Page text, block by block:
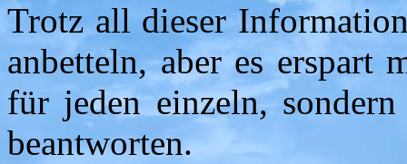
Trotz all dieser
anbetteln, aber es
für jeden einzeln,
beantworten.